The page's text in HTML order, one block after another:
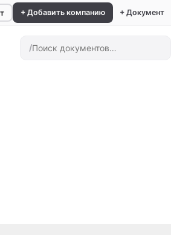
+ Добавить компанию + Документ
/